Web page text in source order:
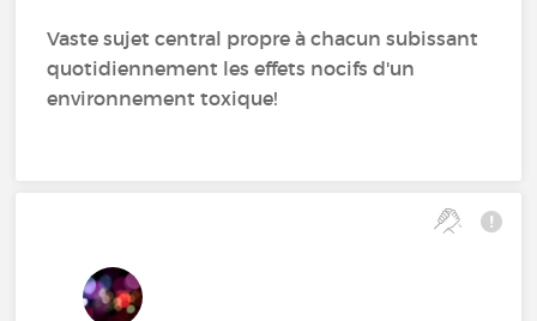
Vaste sujet central propre à chacun subissant
quotidiennement les effets nocifs d'un
environnement toxique!